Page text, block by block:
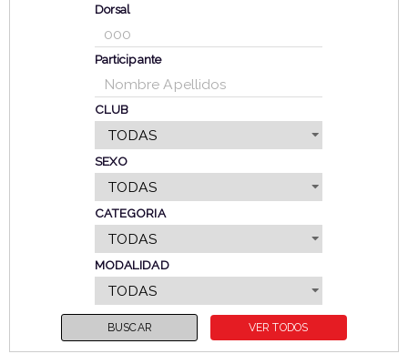
Dorsal
Participante
CLUB
SEXO
CATEGORIA
MODALIDAD